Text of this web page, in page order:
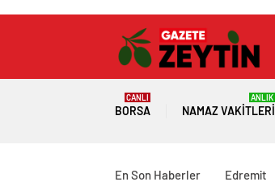
BORSA
CANLI
NAMAZ VAKITLERI
ANLIK
En Son Haberler Edremit